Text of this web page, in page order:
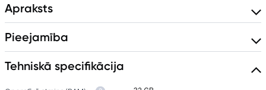
Apraksts
Pieejamība
Tehniskā specifikācija